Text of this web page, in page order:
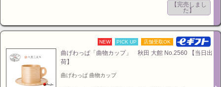
【完売しまし
た】
NEW PICK UP 店舗受取OK
曲げわっぱ「曲物カップ」 秋田 大館 No.2560 【当日出
荷】
曲げわっぱ 曲物カップ